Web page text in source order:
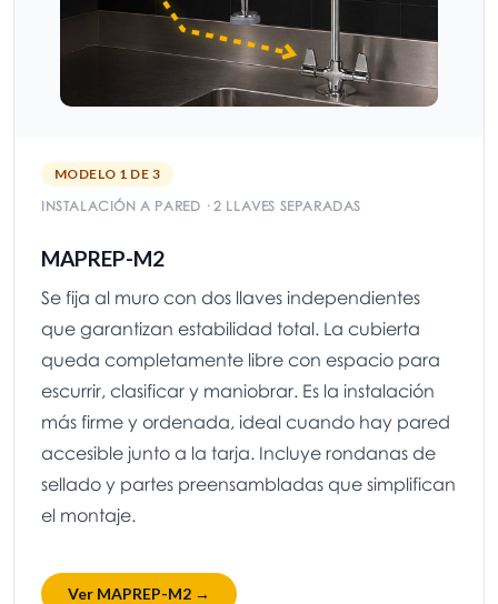
MODELO 1 DE 3
INSTALACIÓN A PARED · 2 LLAVES SEPARADAS
MAPREP-M2
Se fija al muro con dos llaves independientes
que garantizan estabilidad total. La cubierta
queda completamente libre con espacio para
escurrir, clasificar y maniobrar. Es la instalación
más firme y ordenada, ideal cuando hay pared
accesible junto a la tarja. Incluye rondanas de
sellado y partes preensambladas que simplifican
el montaje.
Ver MAPREP-M2 →